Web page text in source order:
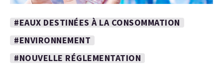
#EAUX DESTINÉES À LA CONSOMMATION
#ENVIRONNEMENT
#NOUVELLE RÉGLEMENTATION